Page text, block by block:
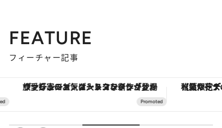
FEATURE
フィーチャー記事
ヴァシュロン・コンスタンタン「オーヴァーシーズ・オートマティック」。旅愛好家のお気に入りコレクションから、ジェンダーレスな新作が登場 【夏限定ディナーコース】旬を